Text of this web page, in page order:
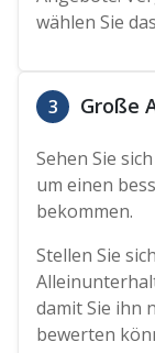
wählen Sie
3 Große
Sehen Sie
um einen
bekommen.
Stellen Sie
damit Sie ihn
bewerten